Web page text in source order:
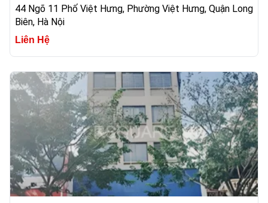
44 Ngõ 11 Phố Việt Hưng, Phường Việt Hưng, Quận Long
Biên, Hà Nội
Liên Hệ